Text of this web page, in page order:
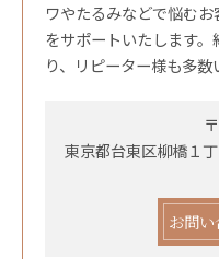
ワやたるみなどで悩む
をサポートいたします
り、リピーター様も多数
東京都台東区柳橋１
お問